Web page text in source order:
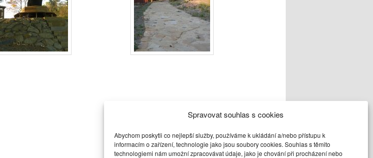
Spravovat souhlas s cookies
Abychom poskytli co nejlepší služby, používáme k ukládání a/nebo přístupu k
informacím o zařízení, technologie jako jsou soubory cookies. Souhlas s těmito
technologiemi nám umožní zpracovávat údaje, jako je chování při procházení nebo